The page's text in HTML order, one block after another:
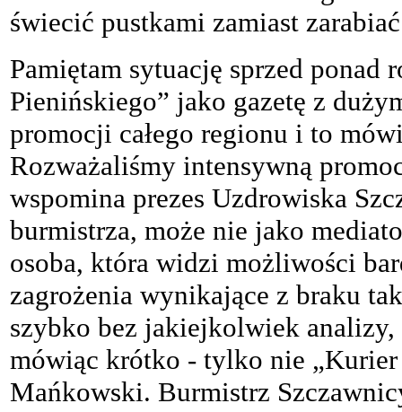
świecić pustkami zamiast
Pamiętam sytuację sprzed
Pienińskiego” jako gazetę z
promocji całego regionu i to
Rozważaliśmy intensywną
wspomina prezes Uzdrowiska
burmistrza, może nie jako
osoba, która widzi możliwości
zagrożenia wynikające z braku
szybko bez jakiejkolwiek
mówiąc krótko - tylko nie
Mańkowski. Burmistrz